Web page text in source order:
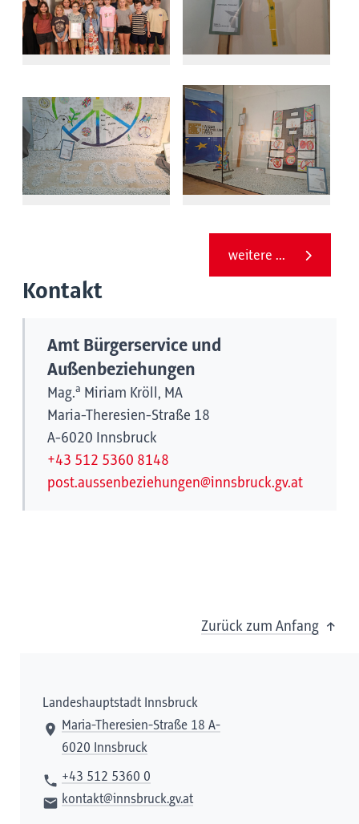
weitere ...
Kontakt
Amt Bürgerservice und
Außenbeziehungen
Mag.a Miriam Kröll, MA
Maria-Theresien-Straße 18
A-6020 Innsbruck
+43 512 5360 8148
post.aussenbeziehungen@innsbruck.gv.at
Zurück zum Anfang
Landeshauptstadt Innsbruck
Maria-Theresien-Straße 18 A-
6020 Innsbruck
+43 512 5360 0
kontakt@innsbruck.gv.at